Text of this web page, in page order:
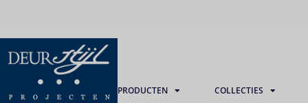
PRODUCTEN COLLECTIES